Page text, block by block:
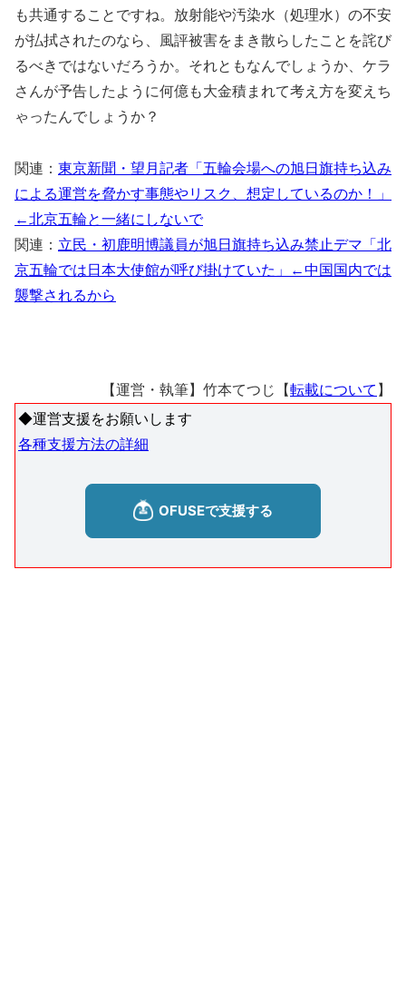
も共通することですね。放射能や汚染水（処理水）の不安
が払拭されたのなら、風評被害をまき散らしたことを詫び
るべきではないだろうか。それともなんでしょうか、ケラ
さんが予告したように何億も大金積まれて考え方を変えち
ゃったんでしょうか？
関連： 東京新聞・望月記者「五輪会場への旭日旗持ち込み
による運営を脅かす事態やリスク、想定しているのか！」
←北京五輪と一緒にしないで
関連： 立民・初鹿明博議員が旭日旗持ち込み禁止デマ「北
京五輪では日本大使館が呼び掛けていた」←中国国内では
襲撃されるから
【運営・執筆】竹本てつじ【転載について 】
◆運営支援をお願いします
各種支援方法の詳細